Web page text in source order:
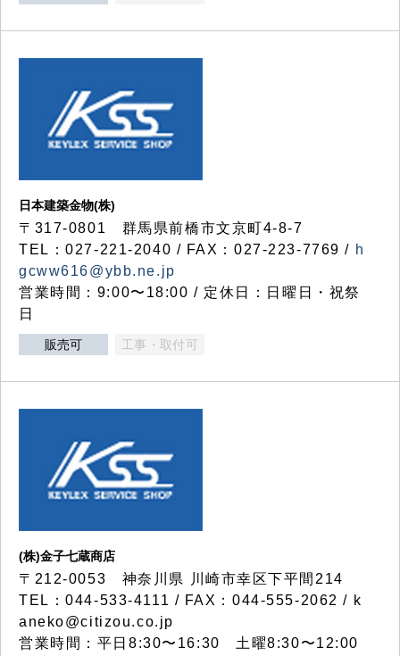
日本建築金物(株)
〒317‐0801 群馬県前橋市文京町4-8-7
TEL：027-221-2040 / FAX：027-223-7769 / h
gcww616@ybb.ne.jp
営業時間：9:00〜18:00 / 定休日：日曜日・祝祭
日
販売可 工事・取付可
(株)金子七蔵商店
〒212-0053 神奈川県 川崎市幸区下平間214
TEL：044-533-4111 / FAX：044-555-2062 / k
aneko@citizou.co.jp
営業時間：平日8:30〜16:30 土曜8:30〜12:00